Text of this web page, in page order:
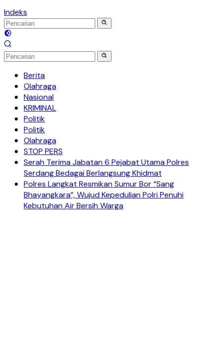
Indeks
Berita
Olahraga
Nasional
KRIMINAL
Politik
Politik
Olahraga
STOP PERS
Serah Terima Jabatan 6 Pejabat Utama Polres
Serdang Bedagai Berlangsung Khidmat
Polres Langkat Resmikan Sumur Bor “Sang
Bhayangkara”, Wujud Kepedulian Polri Penuhi
Kebutuhan Air Bersih Warga